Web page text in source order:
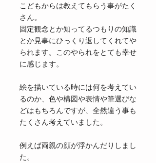
こどもからは教えてもらう事がたく
さん。
固定観念とか知ってるつもりの知識
とか見事にひっくり返してくれてや
られます。このやられをとても幸せ
に感じます。
絵を描いている時には何を考えてい
るのか、色や構図や表情や筆選びな
どはもちろんですが、全然違う事も
たくさん考えていました。
例えば両親の顔が浮かんだりしまし
た。